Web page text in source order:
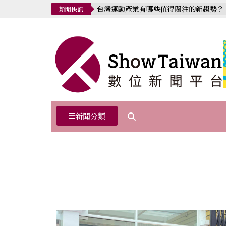
新聞快訊 台灣運動產業有哪些值得關注的新趨勢？
新聞分類